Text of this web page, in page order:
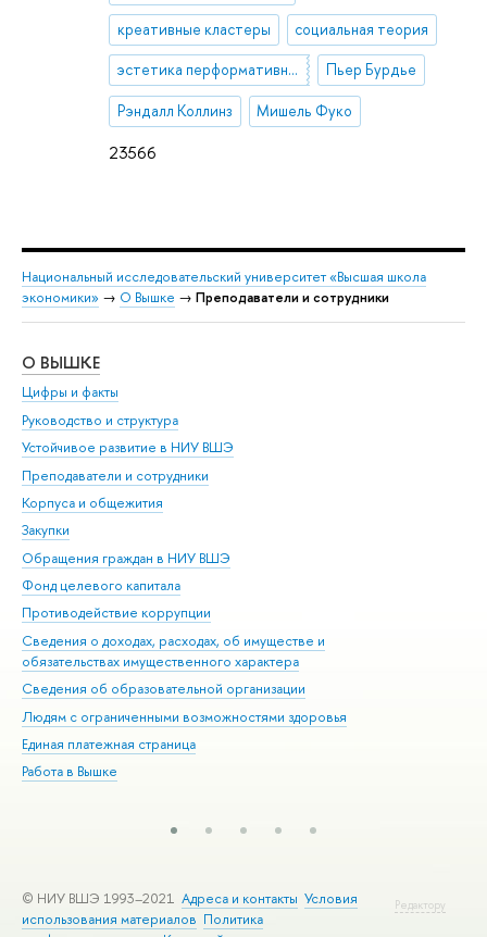
23566
креативные кластеры социальная теория
эстетика перформативности Пьер Бурдье
Рэндалл Коллинз Мишель Фуко
Национальный исследовательский университет «Высшая школа
экономики» → О Вышке → Преподаватели и сотрудники
О ВЫШКЕ
Цифры и факты
Руководство и структура
Устойчивое развитие в НИУ ВШЭ
Преподаватели и сотрудники
Корпуса и общежития
Закупки
Обращения граждан в НИУ ВШЭ
Фонд целевого капитала
Противодействие коррупции
Сведения о доходах, расходах, об имуществе и
обязательствах имущественного характера
Сведения об образовательной организации
Людям с ограниченными возможностями здоровья
Единая платежная страница
Работа в Вышке
Редактору
© НИУ ВШЭ 1993–2021 Адреса и контакты Условия
использования материалов Политика